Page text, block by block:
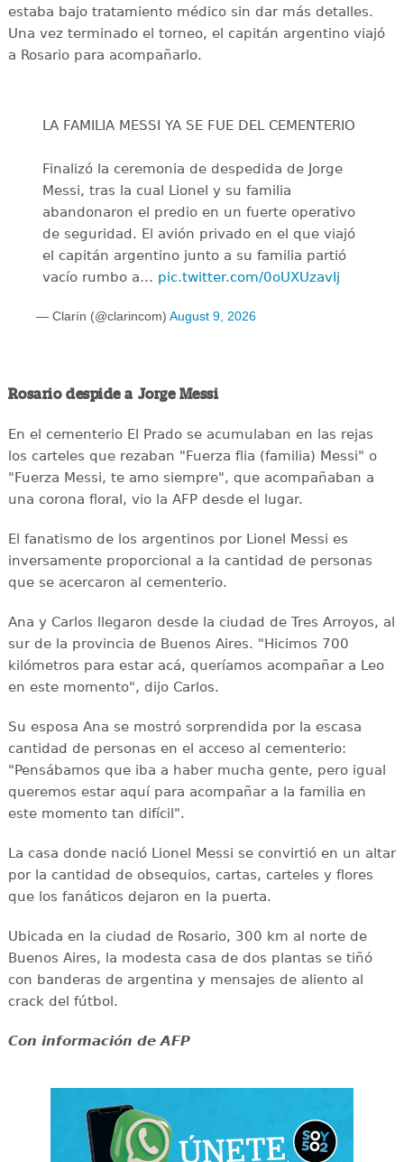
estaba bajo tratamiento médico sin dar más detalles.
Una vez terminado el torneo, el capitán argentino viajó
a Rosario para acompañarlo.
LA FAMILIA MESSI YA SE FUE DEL CEMENTERIO
Finalizó la ceremonia de despedida de Jorge
Messi, tras la cual Lionel y su familia
abandonaron el predio en un fuerte operativo
de seguridad. El avión privado en el que viajó
el capitán argentino junto a su familia partió
vacío rumbo a… pic.twitter.com/0oUXUzavIj
— Clarín (@clarincom) August 9, 2026
Rosario despide a Jorge Messi
En el cementerio El Prado se acumulaban en las rejas
los carteles que rezaban "Fuerza flia (familia) Messi" o
"Fuerza Messi, te amo siempre", que acompañaban a
una corona floral, vio la AFP desde el lugar.
El fanatismo de los argentinos por Lionel Messi es
inversamente proporcional a la cantidad de personas
que se acercaron al cementerio.
Ana y Carlos llegaron desde la ciudad de Tres Arroyos, al
sur de la provincia de Buenos Aires. "Hicimos 700
kilómetros para estar acá, queríamos acompañar a Leo
en este momento", dijo Carlos.
Su esposa Ana se mostró sorprendida por la escasa
cantidad de personas en el acceso al cementerio:
"Pensábamos que iba a haber mucha gente, pero igual
queremos estar aquí para acompañar a la familia en
este momento tan difícil".
La casa donde nació Lionel Messi se convirtió en un altar
por la cantidad de obsequios, cartas, carteles y flores
que los fanáticos dejaron en la puerta.
Ubicada en la ciudad de Rosario, 300 km al norte de
Buenos Aires, la modesta casa de dos plantas se tiñó
con banderas de argentina y mensajes de aliento al
crack del fútbol.
Con información de AFP